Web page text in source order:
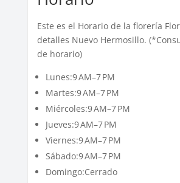
Este es el Horario de la florería
detalles Nuevo Hermosillo.
de horario)
Lunes:9 AM–7 PM
Martes:9 AM–7 PM
Miércoles:9 AM–7 PM
Jueves:9 AM–7 PM
Viernes:9 AM–7 PM
Sábado:9 AM–7 PM
Domingo:Cerrado